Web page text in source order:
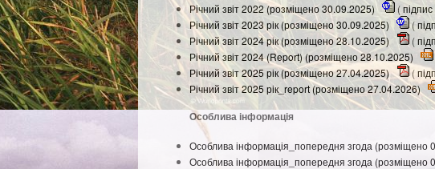
Річний звіт 2022 (розміщено 30.09.2025)
(підпис
Річний звіт 2023 рік (розміщено 30.09.2025)
(
Річний звіт 2024 рік (розміщено 28.10.2025)
(
Річний звіт 2024 (Report) (розміщено 28.10.2025)
Річний звіт 2025 рік (розміщено 27.04.2025)
(
Річний звіт 2025 рік_report (розміщено 27.04.2026)
Особлива інформація
Особлива інформація_попередня згода (розміщено
Особлива інформація_попередня згода (розміщено